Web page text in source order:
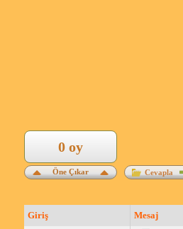
Öne Çıkar
0 oy
Cevapla
Giriş Mesaj